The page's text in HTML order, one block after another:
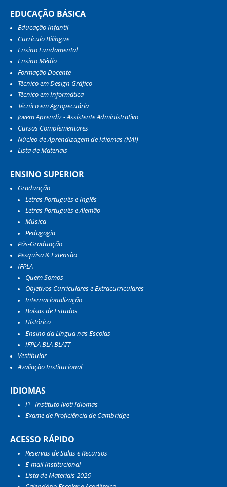
EDUCAÇÃO BÁSICA
Educação Infantil
Currículo Bilíngue
Ensino Fundamental
Ensino Médio
Formação Docente
Técnico em Design Gráfico
Técnico em Informática
Técnico em Agropecuária
Jovem Aprendiz - Assistente Administrativo
Cursos Complementares
Núcleo de Aprendizagem de Idiomas (NAI)
Lista de Materiais
ENSINO SUPERIOR
Graduação
Letras Português e Inglês
Letras Português e Alemão
Música
Pedagogia
Pós-Graduação
Pesquisa & Extensão
IFPLA
Quem Somos
Objetivos Curriculares e Extracurriculares
Internacionalização
Bolsas de Estudos
Histórico
Ensino da Língua nas Escolas
IFPLA BLA BLATT
Vestibular
Avaliação Institucional
IDIOMAS
I³ - Instituto Ivoti Idiomas
Exame de Proficiência de Cambridge
ACESSO RÁPIDO
Reservas de Salas e Recursos
E-mail Institucional
Lista de Materiais 2026